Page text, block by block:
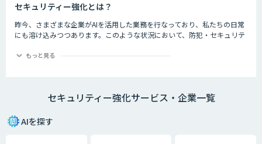
セキュリティー強化とは？
昨今、さまざまな企業がAIを活用した業務を行なっており、私たちの日常
にも溶け込みつつあります。このような状況において、防犯・セキュリテ
現状です。その悪質な犯罪からユーザーの身を守る上でも、AIの導入は大
きな価値をもたらしています。
もっと見る
セキュリティー強化サービス・企業一覧
AIを探す